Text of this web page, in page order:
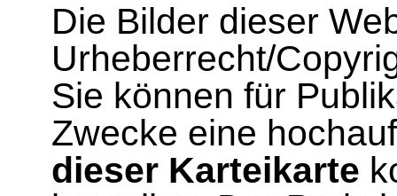
Die Bilder dieser
Urheberrecht/
Sie können für
Zwecke eine
dieser Karteikarte